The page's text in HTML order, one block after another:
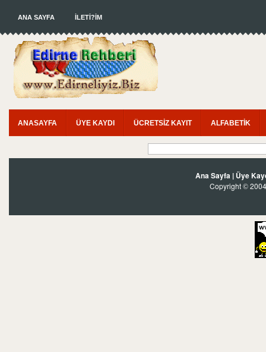
ANA SAYFA İLETİ?İM
ANASAYFA ÜYE KAYDI ÜCRETSİZ KAYIT ALFABETİK
Ana Sayfa | Üye
Copyright ©